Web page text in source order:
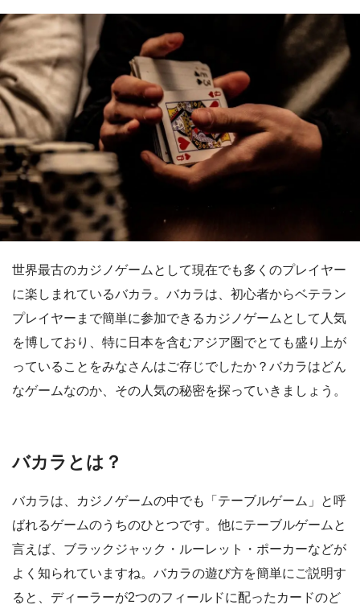
世界最古のカジノゲームとして現在でも多くのプレイヤー
に楽しまれているバカラ。バカラは、初心者からベテラン
プレイヤーまで簡単に参加できるカジノゲームとして人気
を博しており、特に日本を含むアジア圏でとても盛り上が
っていることをみなさんはご存じでしたか？バカラはどん
なゲームなのか、その人気の秘密を探っていきましょう。
バカラとは？
バカラは、カジノゲームの中でも「テーブルゲーム」と呼
ばれるゲームのうちのひとつです。他にテーブルゲームと
言えば、ブラックジャック・ルーレット・ポーカーなどが
よく知られていますね。バカラの遊び方を簡単にご説明す
ると、ディーラーが2つのフィールドに配ったカードのど